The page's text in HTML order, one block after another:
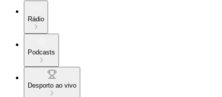
Rádio
Podcasts
Desporto ao vivo